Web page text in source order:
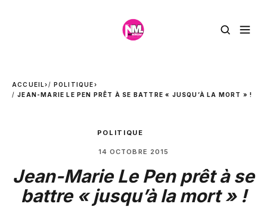
ACCUEIL› POLITIQUE›
JEAN-MARIE LE PEN PRÊT À SE BATTRE « JUSQU’À LA MORT » !
POLITIQUE
14 OCTOBRE 2015
Jean-Marie Le Pen prêt à se
battre « jusqu’à la mort » !